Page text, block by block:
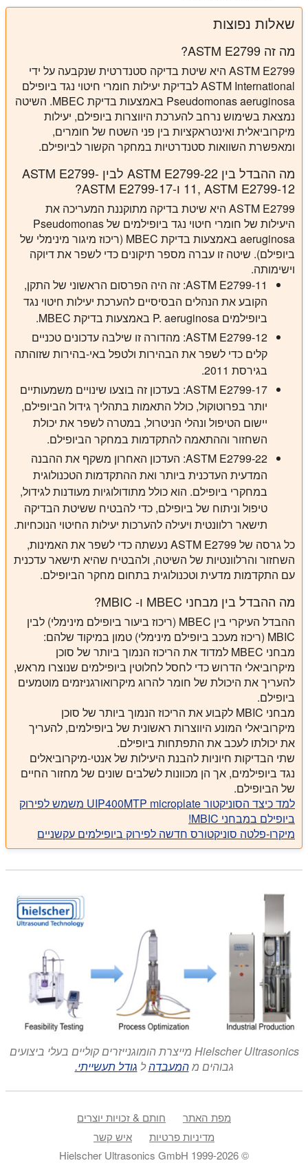
שאלות נפוצות
מה זה ASTM E2799?
ASTM E2799 היא שיטת בדיקה סטנדרטית שנקבעה על ידי
ASTM International לבדיקת יעילות חומרי חיטוי נגד ביופילם
Pseudomonas aeruginosa באמצעות בדיקת MBEC. השיטה
נמצאת בשימוש נרחב להערכת היווצרות ביופילם, יעילות
מיקרוביאלית ואינטראקציות בין פני השטח של חומרים,
ומאפשרת השוואות סטנדרטיות במחקר הקשור לביופילם.
מה ההבדל בין ASTM E2799-22 לבין ASTM E2799-
11, ASTM E2799-12 ו-ASTM E2799-17?
ASTM E2799 היא שיטת בדיקה מתוקננת המעריכה את
היעילות של חומרי חיטוי נגד ביופילמים של Pseudomonas
aeruginosa באמצעות בדיקת MBEC (ריכוז מיגור מינימלי של
ביופילם). שיטה זו עברה מספר תיקונים כדי לשפר את דיוקה
וישימותה.
ASTM E2799-11: זה היה הפרסום הראשוני של התקן,
הקובע את הנהלים הבסיסיים להערכת יעילות חיטוי נגד
ביופילמים P. aeruginosa באמצעות בדיקת MBEC.
ASTM E2799-12: מהדורה זו שילבה עדכונים טכניים
קלים כדי לשפר את הבהירות ולטפל באי-בהירות שזוהתה
בגירסת 2011.
ASTM E2799-17: בעדכון זה בוצעו שינויים משמעותיים
יותר בפרוטוקול, כולל התאמות בתהליך גידול הביופילם,
יישום הטיפול ונהלי הניטרול, במטרה לשפר את יכולת
השחזור וההתאמה להתקדמות במחקר הביופילם.
ASTM E2799-22: העדכון האחרון משקף את ההבנה
המדעית העדכנית ביותר ואת ההתקדמות הטכנולוגית
במחקרי ביופילם. הוא כולל מתודולוגיות מעודנות לגידול,
טיפול וניתוח של ביופילם, כדי להבטיח ששיטת הבדיקה
תישאר רלוונטית ויעילה להערכות יעילות החיטוי הנוכחיות.
כל גרסה של ASTM E2799 נעשתה כדי לשפר את האמינות,
השחזור והרלוונטיות של השיטה, ולהבטיח שהיא תישאר עדכנית
עם התקדמות מדעית וטכנולוגית בתחום מחקר הביופילם.
מה ההבדל בין מבחני MBEC ו- MBIC?
ההבדל העיקרי בין MBEC (ריכוז ביעור ביופילם מינימלי) לבין
MBIC (ריכוז מעכב ביופילם מינימלי) טמון במיקוד שלהם:
מבחני MBEC
למדוד את הריכוז הנמוך ביותר של סוכן
מיקרוביאלי הדרוש כדי לחסל לחלוטין ביופילמים שנוצרו מראש,
להעריך את היכולת של חומר להרוג מיקרואורגניזמים מוטמעים
ביופילם.
מבחני MBIC
לקבוע את הריכוז הנמוך ביותר של סוכן
מיקרוביאלי המונע היווצרות ראשונית של ביופילמים, להעריך
את יכולתו לעכב את התפתחות ביופילם.
שתי הבדיקות חיוניות להבנת היעילות של אנטי-מיקרוביאלים
נגד ביופילמים, אך הן מכוונות לשלבים שונים של מחזור החיים
של הביופילם.
למד כיצד הסוניקטור UIP400MTP microplate משמש לפירוק
ביופילם במבחני MBIC!
מיקרו-פלטה סוניקטורס חדשה לפירוק ביופילמים עקשניים
Hielscher Ultrasonics מייצרת הומוגנייזרים קוליים בעלי ביצועים
גבוהים מהמעבדהל גודל תעשייתי.
מפת האתר
חותם & זכויות יוצרים
מדיניות פרטיות
איש קשר
© 1999-2026 Hielscher Ultrasonics GmbH